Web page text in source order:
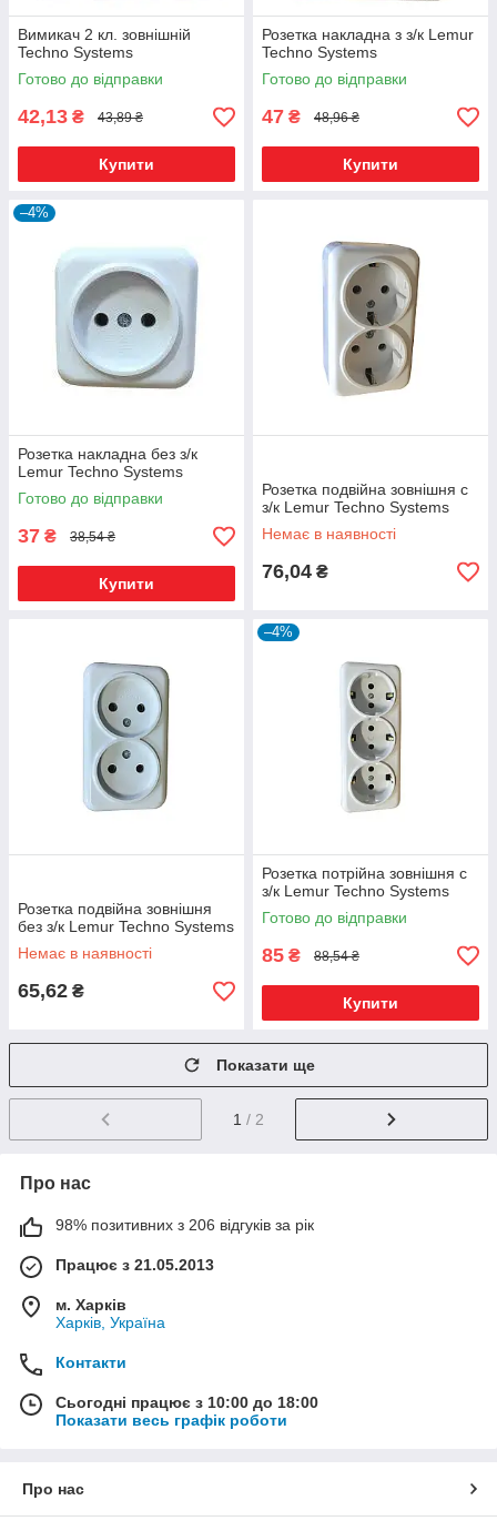
Вимикач 2 кл. зовнішній
Techno Systems
Готово до відправки
42,13 ₴ 43,89 ₴
Купити
Розетка накладна з з/к Lemur
Techno Systems
Готово до відправки
47 ₴ 48,96 ₴
Купити
–4%
Розетка накладна без з/к
Lemur Techno Systems
Готово до відправки
37 ₴ 38,54 ₴
Купити
Розетка подвійна зовнішня c
з/к Lemur Techno Systems
Немає в наявності
76,04 ₴
Розетка подвійна зовнішня
без з/к Lemur Techno Systems
Немає в наявності
65,62 ₴
–4%
Розетка потрійна зовнішня c
з/к Lemur Techno Systems
Готово до відправки
85 ₴ 88,54 ₴
Купити
Показати ще
1 / 2
Про нас
98% позитивних з 206 відгуків за рік
Працює з 21.05.2013
м. Харків
Харків, Україна
Контакти
Сьогодні працює з 10:00 до 18:00
Показати весь графік роботи
Про нас